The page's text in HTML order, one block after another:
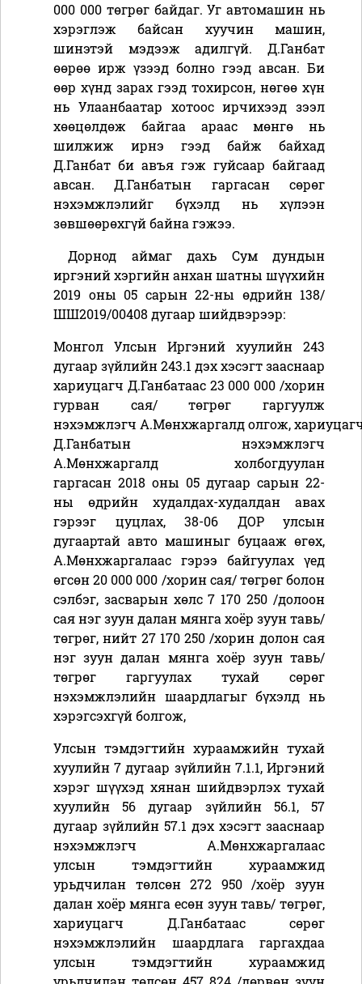
000 000 төгрөг байдаг. Уг автомашин нь
хэрэглэж байсан хуучин машин,
шинэтэй мэдээж адилгүй. Д.Ганбат
өөрөө ирж үзээд болно гээд авсан. Би
өөр хүнд зарах гээд тохирсон, нөгөө хүн
нь Улаанбаатар хотоос ирчихээд зээл
хөөцөлдөж байгаа араас мөнгө нь
шилжиж ирнэ гээд байж байхад
Д.Ганбат би авъя гэж гуйсаар байгаад
авсан. Д.Ганбатын гаргасан сөрөг
нэхэмжлэлийг бүхэлд нь хүлээн
зөвшөөрөхгүй байна гэжээ.
Дорнод аймаг дахь Сум дундын
иргэний хэргийн анхан шатны шүүхийн
2019 оны 05 сарын 22-ны өдрийн 138/
ШШ2019/00408 дугаар шийдвэрээр:
Монгол Улсын Иргэний хуулийн 243
дугаар зүйлийн 243.1 дэх хэсэгт зааснаар
хариуцагч Д.Ганбатаас 23 000 000 /хорин
гурван сая/төгрөг гаргуулж
нэхэмжлэгч А.Мөнхжаргалдолгож,
Д.Ганбатын нэхэмжлэгч
А.Мөнхжаргалд холбогдуулан
гаргасан 2018 оны 05 дугаар сарын 22-
ны өдрийн худалдах-худалдан авах
гэрээг цуцлах, 38-06 ДОР улсын
дугаартай авто машиныг буцааж өгөх,
А.Мөнхжаргалаас гэрээ байгуулах үед
өгсөн 20 000 000 /хорин сая/ төгрөг болон
сэлбэг, засварын хөлс 7 170 250 /долоон
сая нэг зуун далан мянга хоёр зуун тавь/
төгрөг, нийт 27 170 250 /хорин долон сая
нэг зуун далан мянга хоёр зуун тавь/
төгрөг гаргуулах тухай сөрөг
нэхэмжлэлийн шаардлагыг бүхэлд нь
хэрэгсэхгүйболгож,
Улсын тэмдэгтийн хураамжийн тухай
хуулийн 7 дугаар зүйлийн 7.1.1, Иргэний
хэрэг шүүхэд хянан шийдвэрлэх тухай
хуулийн 56 дугаар зүйлийн 56.1,57
дугаар зүйлийн 57.1 дэх хэсэгт зааснаар
нэхэмжлэгч А.Мөнхжаргалаас
улсын тэмдэгтийн хураамжид
урьдчилан төлсөн272 950 /хоёр зуун
далан хоёр мянга есөн зуун тавь/ төгрөг,
хариуцагч Д.Ганбатаас сөрөг
нэхэмжлэлийн шаардлага гаргахдаа
улсын тэмдэгтийн хураамжид